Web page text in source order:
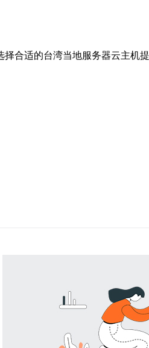
合适的台湾当地服务器云主机